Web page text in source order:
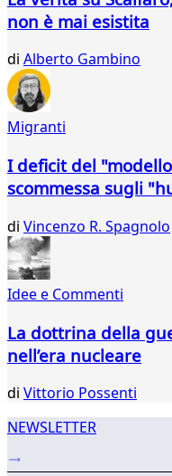
non è mai esistita
di Alberto Gambino
Migranti
I deficit del
scommessa sugli
di Vincenzo R. Spagnolo
Idee e Commenti
La dottrina della
nell’era nucleare
di Vittorio Possenti
NEWSLETTER